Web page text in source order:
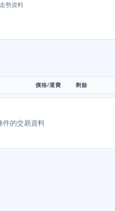
勢資料
價格/運費 剩餘
件的交易資料